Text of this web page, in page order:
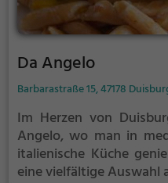
Da Angelo
Barbarastraße 15, 47178
Im Herzen von
Angelo, wo man in
italienische Küche
eine vielfältige Auswahl